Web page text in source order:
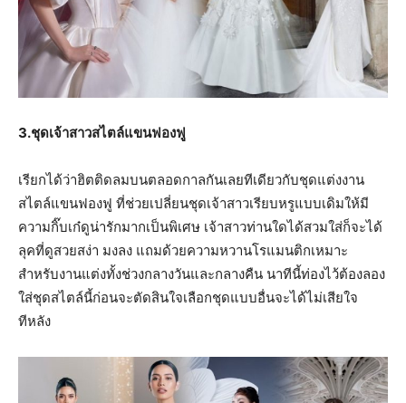
3.ชุดเจ้าสาวสไตล์แขนฟองฟู
เรียกได้ว่าฮิตติดลมบนตลอดกาลกันเลยทีเดียวกับชุดแต่งงาน
สไตล์แขนฟองฟู ที่ช่วยเปลี่ยนชุดเจ้าสาวเรียบหรูแบบเดิมให้มี
ความกิ๊บเก๋ดูน่ารักมากเป็นพิเศษ เจ้าสาวท่านใดได้สวมใส่ก็จะได้
ลุคที่ดูสวยสง่า มงลง แถมด้วยความหวานโรแมนติกเหมาะ
สำหรับงานแต่งทั้งช่วงกลางวันและกลางคืน นาทีนี้ท่องไว้ต้องลอง
ใส่ชุดสไตล์นี้ก่อนจะตัดสินใจเลือกชุดแบบอื่นจะได้ไม่เสียใจ
ทีหลัง